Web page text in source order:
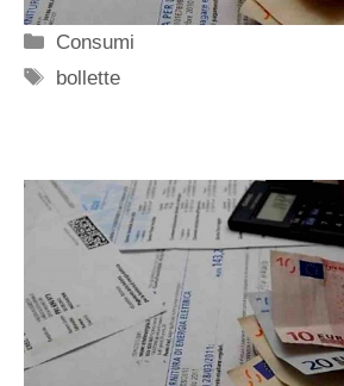
Categorie
Consumi
Tag
bollette